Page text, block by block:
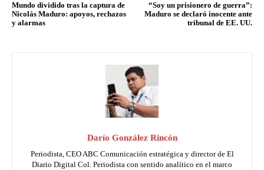
Mundo dividido tras la captura de
Nicolás Maduro: apoyos, rechazos
y alarmas
“Soy un prisionero de guerra”:
Maduro se declaró inocente ante
tribunal de EE. UU.
Darío González Rincón
Periodista, CEO ABC Comunicación estratégica y director de El
Diario Digital Col. Periodista con sentido analítico en el marco